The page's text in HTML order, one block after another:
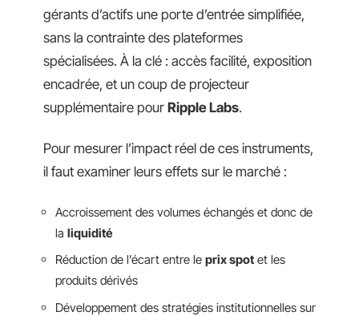
gérants d’actifs une porte d’entrée simplifiée,
sans la contrainte des plateformes
spécialisées. À la clé : accès facilité, exposition
encadrée, et un coup de projecteur
supplémentaire pour Ripple Labs.
Pour mesurer l’impact réel de ces instruments,
il faut examiner leurs effets sur le marché :
Accroissement des volumes échangés et donc de
la liquidité
Réduction de l’écart entre le prix spot et les
produits dérivés
Développement des stratégies institutionnelles sur